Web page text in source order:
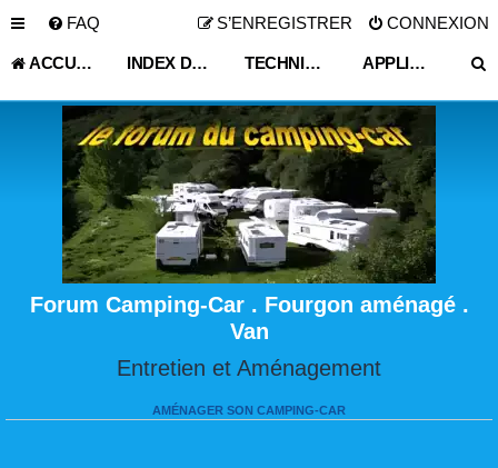
FAQ CONNEXION
S’ENREGISTRER
ACCUEIL INDEX DU FORUM TECHNIQUE VIE PRATIQUE APPLICATIONS SMARTPHONE DU GLOBE-TROTTER
Forum Camping-Car . Fourgon aménagé .
Van
Entretien et Aménagement
AMÉNAGER SON CAMPING-CAR